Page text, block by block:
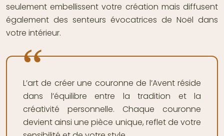
seulement embellissent votre création mais diffusent
également des senteurs évocatrices de Noël dans
votre intérieur.
L’art de créer une couronne de l’Avent réside
dans l’équilibre entre la tradition et la
créativité personnelle. Chaque couronne
devient ainsi une pièce unique, reflet de votre